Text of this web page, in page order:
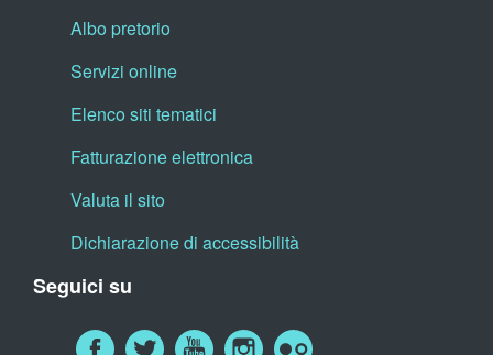
Albo pretorio
Servizi online
Elenco siti tematici
Fatturazione elettronica
Valuta il sito
Dichiarazione di accessibilità
Seguici su